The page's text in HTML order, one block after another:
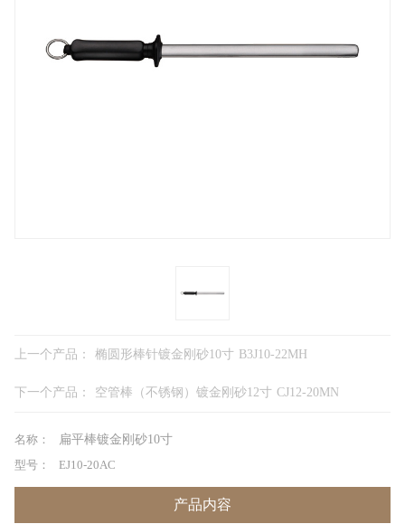
上一个产品： 椭圆形棒针镀金刚砂10寸 B3J10-22MH
下一个产品： 空管棒（不锈钢）镀金刚砂12寸 CJ12-20MN
名称：
扁平棒镀金刚砂10寸
型号：
EJ10-20AC
产品内容